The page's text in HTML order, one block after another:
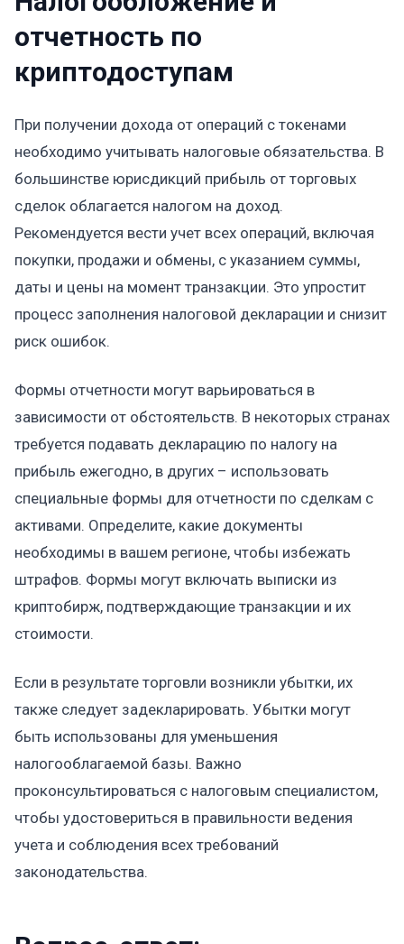
отчетность по
криптодоступам
При получении дохода от операций с токенами
необходимо учитывать налоговые обязательства. В
большинстве юрисдикций прибыль от торговых
сделок облагается налогом на доход.
Рекомендуется вести учет всех операций, включая
покупки, продажи и обмены, с указанием суммы,
даты и цены на момент транзакции. Это упростит
процесс заполнения налоговой декларации и снизит
риск ошибок.
Формы отчетности могут варьироваться в
зависимости от обстоятельств. В некоторых странах
требуется подавать декларацию по налогу на
прибыль ежегодно, в других – использовать
специальные формы для отчетности по сделкам с
активами. Определите, какие документы
необходимы в вашем регионе, чтобы избежать
штрафов. Формы могут включать выписки из
криптобирж, подтверждающие транзакции и их
стоимости.
Если в результате торговли возникли убытки, их
также следует задекларировать. Убытки могут
быть использованы для уменьшения
налогооблагаемой базы. Важно
проконсультироваться с налоговым специалистом,
чтобы удостовериться в правильности ведения
учета и соблюдения всех требований
законодательства.